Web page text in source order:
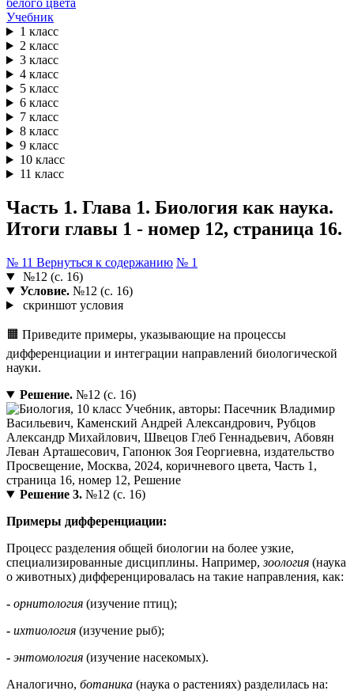
Учебник
1 класс
2 класс
3 класс
4 класс
5 класс
6 класс
7 класс
8 класс
9 класс
10 класс
11 класс
Часть 1. Глава 1. Биология как наука.
Итоги главы 1 - номер 12, страница 16.
№ 11 Вернуться к содержанию № 1
№12 (с. 16)
Условие.№12 (с. 16)
скриншот условия
🟧 Приведите примеры, указывающие на процессы
дифференциации и интеграции направлений биологической
науки.
Решение.№12 (с. 16)
Решение 3.№12 (с. 16)
Примеры дифференциации:
Процесс разделения общей биологии на более узкие,
специализированные дисциплины. Например,зоология (наука
о животных) дифференцировалась на такие направления, как:
- орнитология (изучение птиц);
- ихтиология (изучение рыб);
- энтомология (изучение насекомых).
Аналогично, ботаника (наука о растениях) разделилась на: